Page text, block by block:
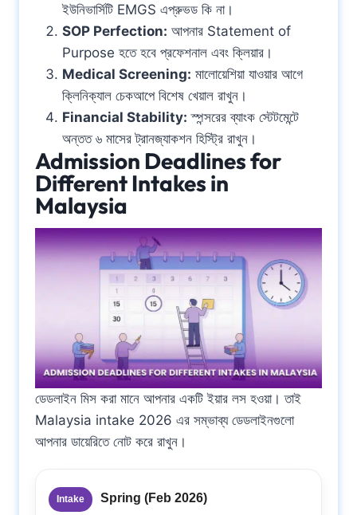
ইউনিভার্সিটি EMGS এপ্রুভড কি না।
SOP Perfection: আপনার Statement of
Purpose হতে হবে প্রফেশনাল এবং ক্লিয়ার।
Medical Screening: মালোয়েশিয়া যাওয়ার আগে
ক্লিনিক্যাল চেকআপে বিশেষ খেয়াল রাখুন।
Financial Stability: স্পন্সরের ব্যাংক স্টেটমেন্টে
অন্তত ৬ মাসের ট্রানজ্যাকশন হিস্ট্রি রাখুন।
Admission Deadlines for
Different Intakes in
Malaysia
ডেডলাইন মিস করা মানে আপনার একটি ইয়ার লস হওয়া। তাই
Malaysia intake 2026 এর সম্ভাব্য ডেডলাইনগুলো
আপনার ডায়েরিতে নোট করে রাখুন।
Intake Spring (Feb 2026)